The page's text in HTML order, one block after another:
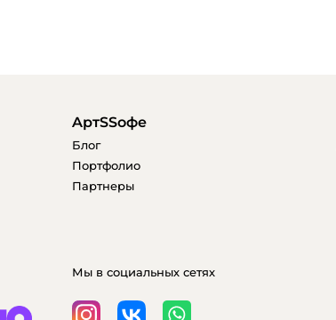
AртSSофе
Блог
Портфолио
Партнеры
Мы в социальных сетях